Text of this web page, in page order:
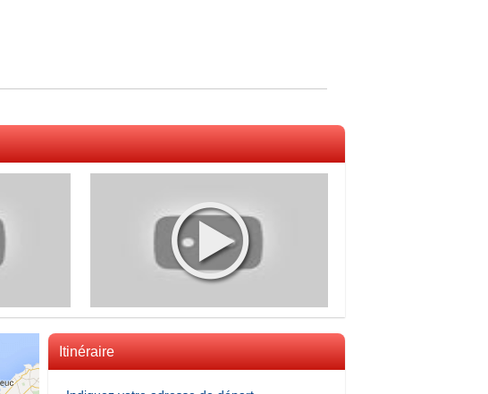
Itinéraire